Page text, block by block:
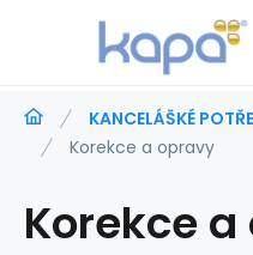
KANCELÁŠKÉ
Korekce a opravy
Korekce